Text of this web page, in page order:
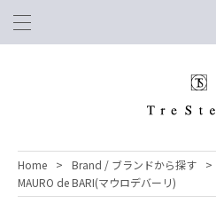
Home
Brand / ブランドから探す
MAURO de BARI(マウロデバーリ)